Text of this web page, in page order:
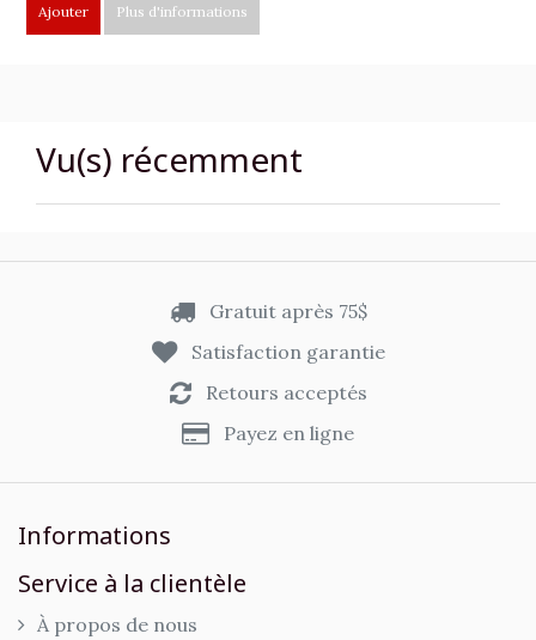
Ajouter Plus d'informations
Vu(s) récemment
Gratuit après 75$
Satisfaction garantie
Retours acceptés
Payez en ligne
Informations
Service à la clientèle
À propos de nous